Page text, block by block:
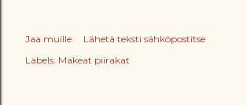
Jaa muille
Lähetä teksti sähköpostitse
Labels: Makeat piirakat